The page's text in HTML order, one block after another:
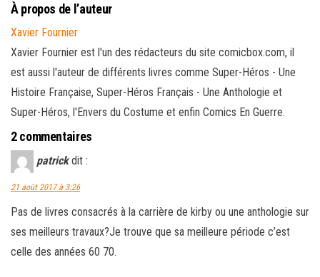
À propos de l’auteur
Xavier Fournier
Xavier Fournier est l'un des rédacteurs du site comicbox.com, il
est aussi l'auteur de différents livres comme Super-Héros - Une
Histoire Française, Super-Héros Français - Une Anthologie et
Super-Héros, l'Envers du Costume et enfin Comics En Guerre.
2 commentaires
patrick dit :
21 août 2017 à 3:26
Pas de livres consacrés à la carrière de kirby ou une anthologie sur
ses meilleurs travaux?Je trouve que sa meilleure période c’est
celle des années 60 70.